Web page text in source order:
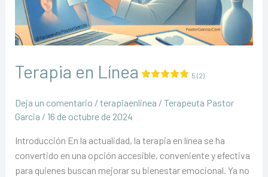
Terapia en Línea 5 (2)
Deja un comentario / terapiaenlinea / Terapeuta Pastor
Garcia / 16 de octubre de 2024
Introducción En la actualidad, la terapia en línea se ha
convertido en una opción accesible, conveniente y efectiva
para quienes buscan mejorar su bienestar emocional. Ya no